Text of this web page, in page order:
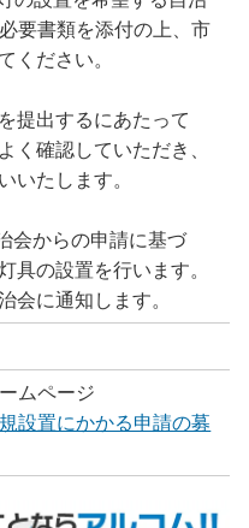
要書類を添付の上、市
ください。
提出するにあたって
く確認していただき、
いたします。
会からの申請に基づ
具の設置を行います。
会に通知します。
ムページ
設置にかかる申請の募